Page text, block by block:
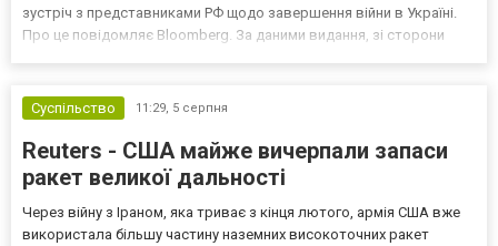
зустріч з представниками РФ щодо завершення війни в Україні.
Про це повідомляє Bloomberg. За даними видання, зі сторони
Суспільство
11:29, 5 серпня
Reuters - США майже вичерпали запаси
ракет великої дальності
Через війну з Іраном, яка триває з кінця лютого, армія США вже
використала більшу частину наземних високоточних ракет